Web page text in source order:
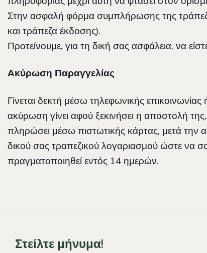
Στην ασφαλή φόρμα συμπλήρωσης της
και τράπεζα έκδοσης).
Προτείνουμε, για τη δική σας ασφάλεια, να
Ακύρωση Παραγγελίας
Γίνεται δεκτή μέσω τηλεφωνικής
ακύρωση γίνει αφού ξεκινήσει η αποστολή
πληρώσει μέσω πιστωτικής κάρτας, μετά την
δικού σας τραπεζικού λογαριασμού ώστε να
πραγματοποιηθεί εντός 14 ημερών.
Στείλτε μήνυμα!